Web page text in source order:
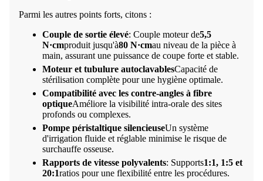
Parmi les autres points forts, citons :
Couple de sortie élevé: Couple moteur de5,5
N·cmproduit jusqu'à80 N·cmau niveau de la pièce à
main, assurant une puissance de coupe forte et stable.
Moteur et tubulure autoclavablesCapacité de
stérilisation complète pour une hygiène optimale.
Compatibilité avec les contre-angles à fibre
optiqueAméliore la visibilité intra-orale des sites
profonds ou complexes.
Pompe péristaltique silencieuseUn système
d'irrigation fluide et réglable minimise le risque de
surchauffe osseuse.
Rapports de vitesse polyvalents: Supports1:1, 1:5 et
20:1ratios pour une flexibilité entre les procédures.